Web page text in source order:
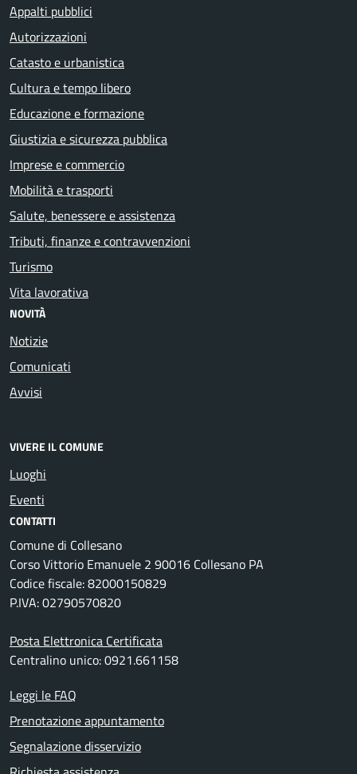
Appalti pubblici
Autorizzazioni
Catasto e urbanistica
Cultura e tempo libero
Educazione e formazione
Giustizia e sicurezza pubblica
Imprese e commercio
Mobilità e trasporti
Salute, benessere e assistenza
Tributi, finanze e contravvenzioni
Turismo
Vita lavorativa
NOVITÀ
Notizie
Comunicati
Avvisi
VIVERE IL COMUNE
Luoghi
Eventi
CONTATTI
Comune di Collesano
Corso Vittorio Emanuele 2 90016 Collesano PA
Codice fiscale: 82000150829
P.IVA: 02790570820
Posta Elettronica Certificata
Centralino unico: 0921.661158
Leggi le FAQ
Prenotazione appuntamento
Segnalazione disservizio